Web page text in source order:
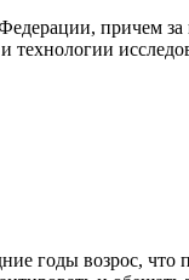
причем
годы возрос, что